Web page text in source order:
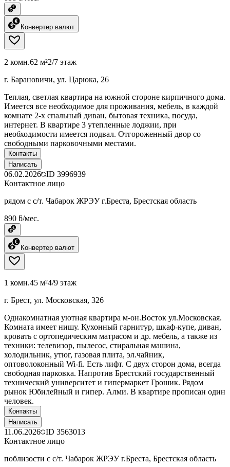
Конвертер валют
2 комн.62 м²2/7 этаж
г. Барановичи, ул. Царюка, 26
Теплая, светлая квартира на южной стороне кирпичного дома.
Имеется все необходимое для проживания, мебель, в каждой
комнате 2-х спальный диван, бытовая техника, посуда,
интернет. В квартире 3 утепленные лоджии, при
необходимости имеется подвал. Отгороженный двор со
свободными парковочными местами.
Контакты
Написать
06.02.2026 ID 3996939
Контактное лицо
рядом с с/т. Чабарок ЖРЭУ г.Бреста, Брестская область
890 ƃ/мес.
Конвертер валют
1 комн.45 м²4/9 этаж
г. Брест, ул. Московская, 326
Однакомнатная уютная квартира м-он.Восток ул.Московская.
Комната имеет нишу. Кухонный гарнитур, шкаф-купе, диван,
кровать с ортопедическим матрасом и др. мебель, а также из
техники: телевизор, пылесос, стиральная машина,
холодильник, утюг, газовая плита, эл.чайник,
оптоволоконный Wi-fi. Есть лифт. С двух сторон дома, всегда
свободная парковка. Напротив Брестский государственный
технический университет и гипермаркет Грошик. Рядом
рынок Юбилейный и гипер. Алми. В квартире прописан один
человек.
Контакты
Написать
11.06.2026 ID 3563013
Контактное лицо
поблизости с с/т. Чабарок ЖРЭУ г.Бреста, Брестская область